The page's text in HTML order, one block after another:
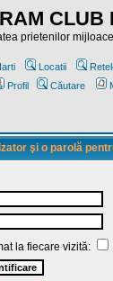
CLUB
prietenilor
Locatii
Profil Căutare
şi o parolă
la fiecare vizită: